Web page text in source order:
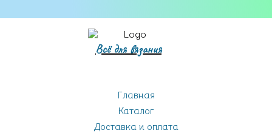
Всё для вязания
Главная
Каталог
Доставка и оплата